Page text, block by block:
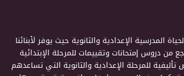
المدرسية الإعدادية والثانوية حيث يوفر لأبنائنا
من دروس إمتحانات وتقييمات للمرحلة الإبتدائية
للمرحلة الإعدادية والثانوية التي تساعدهم